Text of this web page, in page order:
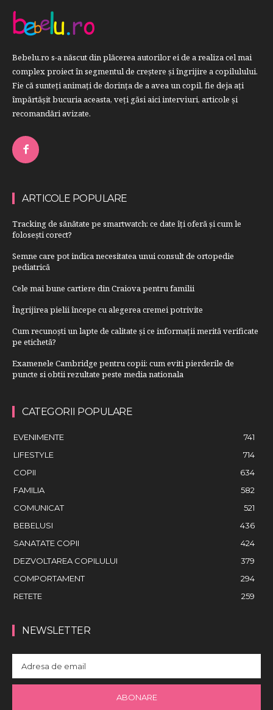
Bebelu.ro s-a născut din plăcerea autorilor ei de a realiza cel mai
complex proiect în segmentul de creştere şi îngrijire a copilulului.
Fie că sunteţi animaţi de dorinţa de a avea un copil, fie deja aţi
împărtăşit bucuria aceasta, veți găsi aici interviuri, articole şi
recomandări avizate.
ARTICOLE POPULARE
Tracking de sănătate pe smartwatch: ce date îți oferă și cum le
folosești corect?
Semne care pot indica necesitatea unui consult de ortopedie
pediatrică
Cele mai bune cartiere din Craiova pentru familii
Îngrijirea pielii începe cu alegerea cremei potrivite
Cum recunoști un lapte de calitate și ce informații merită verificate
pe etichetă?
Examenele Cambridge pentru copii: cum eviti pierderile de
puncte si obtii rezultate peste media nationala
CATEGORII POPULARE
EVENIMENTE
741
LIFESTYLE
714
COPII
634
FAMILIA
582
COMUNICAT
521
BEBELUSI
436
SANATATE COPII
424
DEZVOLTAREA COPILULUI
379
COMPORTAMENT
294
RETETE
259
NEWSLETTER
ABONARE